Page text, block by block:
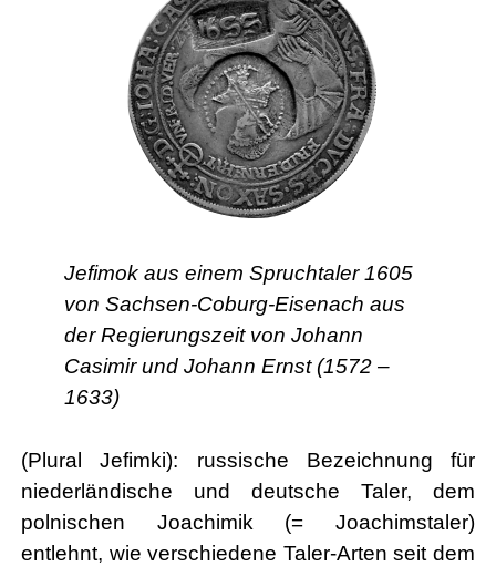
Jefimok aus einem Spruchtaler 1605
von Sachsen-Coburg-Eisenach aus
der Regierungszeit von Johann
Casimir und Johann Ernst (1572 –
1633)
(Plural Jefimki): russische Bezeichnung für
niederländische und deutsche Taler, dem
polnischen Joachimik (= Joachimstaler)
entlehnt, wie verschiedene Taler-Arten seit dem